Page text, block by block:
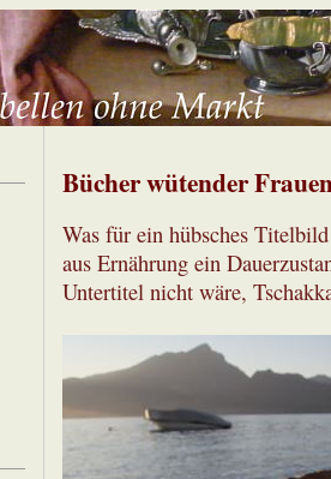
Bücher wütender
Was für ein hübsches
aus Ernährung ein
Untertitel nicht wäre,